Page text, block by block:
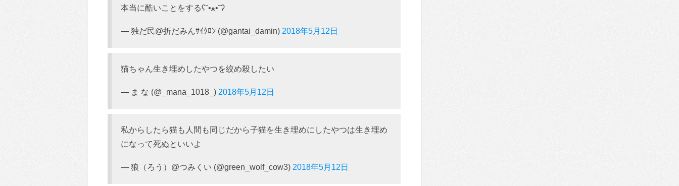
本当に酷いことをするʕ˘•ﻌ•˘ʔ
— 独だ民@折だみんｻｲｸﾛﾝ (@gantai_damin) 2018年5月12日
猫ちゃん生き埋めしたやつを絞め殺したい
— ま な (@_mana_1018_) 2018年5月12日
私からしたら猫も人間も同じだから子猫を生き埋めにしたやつは生き埋め
になって死ぬといいよ
— 狼（ろう）@つみくい (@green_wolf_cow3) 2018年5月12日